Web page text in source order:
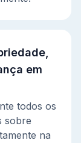
em
todos os
sobre
na